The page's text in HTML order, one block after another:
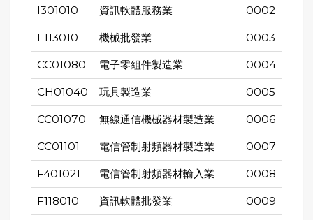
I301010 資訊軟體服務業 0002
F113010 機械批發業 0003
CC01080 電子零組件製造業 0004
CH01040 玩具製造業 0005
CC01070 無線通信機械器材製造業 0006
CC01101 電信管制射頻器材製造業 0007
F401021 電信管制射頻器材輸入業 0008
F118010 資訊軟體批發業 0009